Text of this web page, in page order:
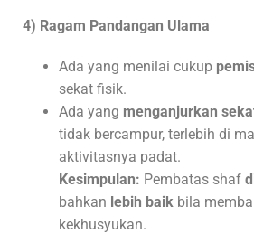
4) Ragam Pandangan Ulama
Ada yang menilai cukup
sekat fisik.
Ada yang menganjurkan
tidak bercampur, terlebih di
aktivitasnya padat.
Kesimpulan: Pembatas shaf
bahkan lebih baik bila
kekhusyukan.